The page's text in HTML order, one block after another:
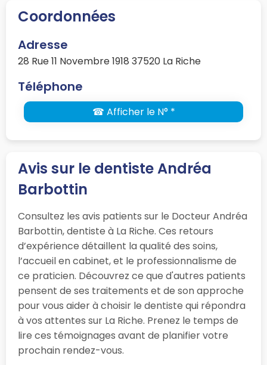
Coordonnées
Adresse
28 Rue 11 Novembre 1918 37520 La Riche
Téléphone
☎ Afficher le N° *
Avis sur le dentiste Andréa
Barbottin
Consultez les avis patients sur le Docteur Andréa
Barbottin, dentiste à La Riche. Ces retours
d’expérience détaillent la qualité des soins,
l’accueil en cabinet, et le professionnalisme de
ce praticien. Découvrez ce que d'autres patients
pensent de ses traitements et de son approche
pour vous aider à choisir le dentiste qui répondra
à vos attentes sur La Riche. Prenez le temps de
lire ces témoignages avant de planifier votre
prochain rendez-vous.